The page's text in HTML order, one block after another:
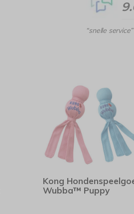
“snelle service”
Kong
Wubba™ Puppy